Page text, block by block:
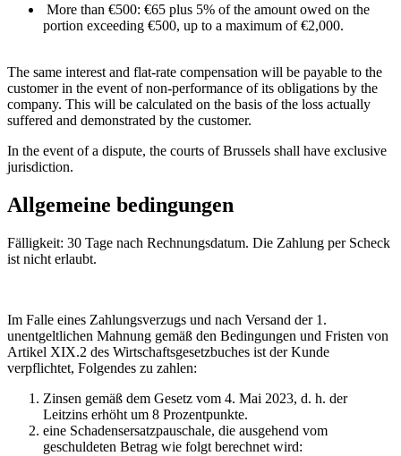
More than €500: €65 plus 5% of the amount owed on the
portion exceeding €500, up to a maximum of €2,000.
The same interest and flat-rate compensation will be payable to the
customer in the event of non-performance of its obligations by the
company. This will be calculated on the basis of the loss actually
suffered and demonstrated by the customer.
In the event of a dispute, the courts of Brussels shall have exclusive
jurisdiction.
Allgemeine bedingungen
Fälligkeit: 30 Tage nach Rechnungsdatum. Die Zahlung per Scheck
ist nicht erlaubt.
Im Falle eines Zahlungsverzugs und nach Versand der 1.
unentgeltlichen Mahnung gemäß den Bedingungen und Fristen von
Artikel XIX.2 des Wirtschaftsgesetzbuches ist der Kunde
verpflichtet, Folgendes zu zahlen:
Zinsen gemäß dem Gesetz vom 4. Mai 2023, d. h. der
Leitzins erhöht um 8 Prozentpunkte.
eine Schadensersatzpauschale, die ausgehend vom
geschuldeten Betrag wie folgt berechnet wird: